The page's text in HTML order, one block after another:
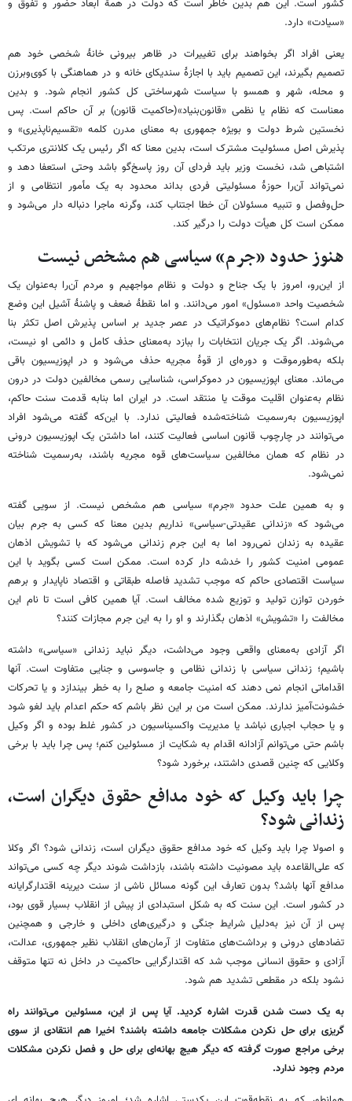
کشور است. این هم بدین خاطر است که دولت در همهٔ ابعاد حضور و تفوق و
«سیادت» دارد.
یعنی افراد اگر بخواهند برای تغییرات در ظاهر بیرونی خانهٔ شخصی خود هم
تصمیم بگیرند، این تصمیم باید با اجازهٔ سندیکای خانه و در هماهنگی با کوی‌وبرزن
و محله، شهر و همسو با سیاست شهرساختی کل کشور انجام شود. و بدین
معناست که نظام یا نظمی «قانون‌بنیاد»(حاکمیت قانون) بر آن حاکم است. پس
نخستین شرط دولت و بویژه جمهوری به معنای مدرن کلمه «تقسیم‌ناپذیری» و
پذیرش اصل مسئولیت مشترک است، بدین معنا که اگر رئیس یک کلانتری مرتکب
اشتباهی شد، نخست وزیر باید فردای آن روز پاسخ‌گو باشد وحتی استعفا دهد و
نمی‌تواند آن‌را حوزهٔ مسئولیتی فردی بداند محدود به یک مأمور انتظامی و از
حل‌وفصل و تنبیه مسئولان آن خطا اجتناب کند، وگرنه ماجرا دنباله دار می‌شود و
ممکن است کل هیأت دولت را درگیر کند.
هنوز حدود «جرم» سیاسی هم مشخص نیست
از این‌رو، امروز با یک جناح و دولت و نظام مواجهیم و مردم آن‌را به‌عنوان یک
شخصیت واحد «مسئول» امور می‌دانند. و اما نقطهٔ ضعف و پاشنهٔ آشیل این وضع
کدام است؟ نظام‌های دموکراتیک در عصر جدید بر اساس پذیرش اصل تکثر بنا
می‌شوند. اگر یک جریان انتخابات را ببازد به‌معنای حذف کامل و دائمی او نیست،
بلکه به‌طورموقت و دوره‌ای از قوهٔ مجریه حذف می‌شود و در اپوزیسیون باقی
می‌ماند. معنای اپوزیسیون در دموکراسی، شناسایی رسمی مخالفین دولت در درون
نظام به‌عنوان اقلیت موقت یا منتقد است. در ایران اما بنابه قدمت سنت حاکم،
اپوزیسیون به‌رسمیت شناخته‌شده فعالیتی ندارد. با این‌که گفته می‌شود افراد
می‌توانند در چارچوب قانون اساسی فعالیت کنند، اما داشتن یک اپوزیسیون درونی
در نظام که همان مخالفین سیاست‌های قوه مجریه باشند، به‌رسمیت شناخته
نمی‌شود.
و به همین علت حدود «جرم» سیاسی هم مشخص نیست. از سویی گفته
می‌شود که «زندانی عقیدتی-سیاسی» نداریم بدین معنا که کسی به جرم بیان
عقیده به زندان نمی‌رود اما به این جرم زندانی می‌شود که با تشویش اذهان
عمومی امنیت کشور را خدشه دار کرده است. ممکن است کسی بگوید با این
سیاست اقتصادی حاکم که موجب تشدید فاصله طبقاتی و اقتصاد ناپایدار و برهم
خوردن توازن تولید و توزیع شده مخالف است. آیا همین کافی است تا نام این
مخالفت را «تشویش» اذهان بگذارند و او را به این جرم مجازات کنند؟
اگر آزادی به‌معنای واقعی وجود می‌داشت، دیگر نباید زندانی «سیاسی» داشته
باشیم؛ زندانی سیاسی با زندانی نظامی و جاسوسی و جنایی متفاوت است. آنها
اقداماتی انجام نمی دهند که امنیت جامعه و صلح را به خطر بیندازد و یا تحرکات
خشونت‌آمیز ندارند. ممکن است من بر این نظر باشم که حکم اعدام باید لغو شود
و یا حجاب اجباری نباشد یا مدیریت واکسیناسیون در کشور غلط بوده و اگر وکیل
باشم حتی می‌توانم آزادانه اقدام به شکایت از مسئولین کنم؛ پس چرا باید با برخی
وکلایی که چنین قصدی داشتند، برخورد شود؟
چرا باید وکیل که خود مدافع حقوق دیگران است،
زندانی شود؟
و اصولا چرا باید وکیل که خود مدافع حقوق دیگران است، زندانی شود؟ اگر وکلا
که علی‌القاعده باید مصونیت داشته باشند، بازداشت شوند دیگر چه کسی می‌تواند
مدافع آنها باشد؟ بدون تعارف این گونه مسائل ناشی از سنت دیرینه اقتدارگرایانه
در کشور است. این سنت که به شکل استبدادی از پیش از انقلاب بسیار قوی بود،
پس از آن نیز به‌دلیل شرایط جنگی و درگیری‌های داخلی و خارجی و همچنین
تضادهای درونی و برداشت‌های متفاوت از آرمان‌های انقلاب نظیر جمهوری، عدالت،
آزادی و حقوق انسانی موجب شد که اقتدارگرایی حاکمیت در داخل نه تنها متوقف
نشود بلکه در مقطعی تشدید هم شود.
به یک دست شدن قدرت اشاره کردید. آیا پس از این، مسئولین می‌توانند راه
گریزی برای حل نکردن مشکلات جامعه داشته باشند؟ اخیرا هم انتقادی از سوی
برخی مراجع صورت گرفته که دیگر هیچ بهانه‌ای برای حل و فصل نکردن مشکلات
مردم وجود ندارد.